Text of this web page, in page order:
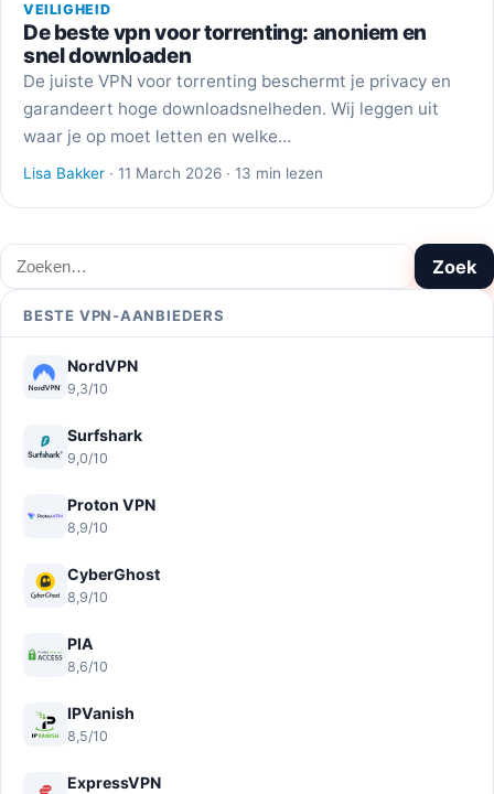
VEILIGHEID
De beste vpn voor torrenting: anoniem en
snel downloaden
De juiste VPN voor torrenting beschermt je privacy en
garandeert hoge downloadsnelheden. Wij leggen uit
waar je op moet letten en welke…
Lisa Bakker · 11 March 2026 · 13 min lezen
Zoeken Zoek
BESTE VPN-AANBIEDERS
NordVPN
9,3/10
Surfshark
9,0/10
Proton VPN
8,9/10
CyberGhost
8,9/10
PIA
8,6/10
IPVanish
8,5/10
ExpressVPN